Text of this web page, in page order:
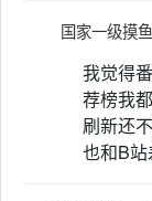
国家一级摸
我觉得
荐榜我
刷新还
也和B